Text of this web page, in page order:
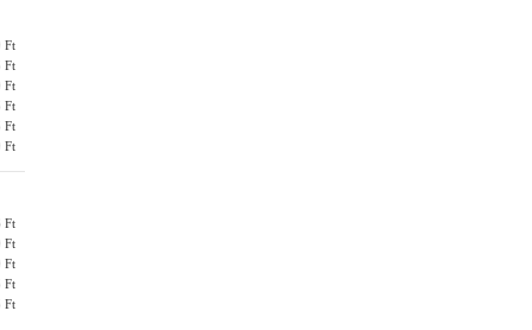
Ft
Ft
Ft
Ft
Ft
Ft
Ft
Ft
Ft
Ft
Ft